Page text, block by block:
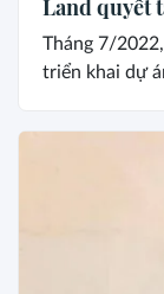
Land quyết
Tháng 7/
triển khai dự